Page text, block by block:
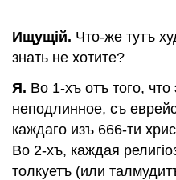
Ищущiй. Что-же тутъ
знать не хотите?
Я. Во 1-хъ отъ того,
неподлинное, съ
каждаго изъ 666-ти
Во 2-хъ, каждая
толкуетъ (или